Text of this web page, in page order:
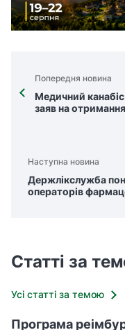
Попередня новина
Медичний
заяв на
Наступна новина
Держлікслужба
операторів
Статті за
Усі статті за темою
Програма